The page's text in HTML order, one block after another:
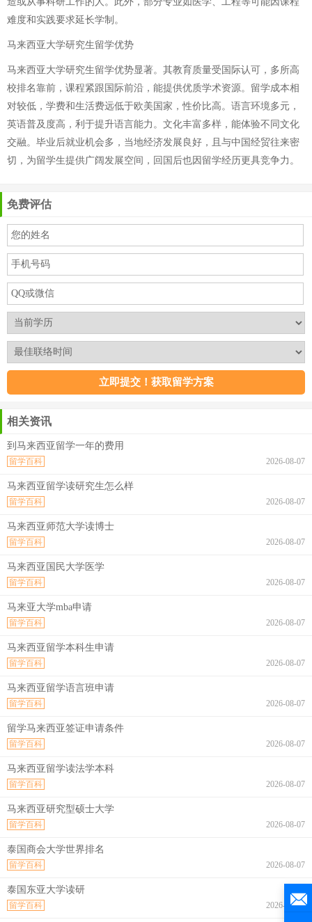
难度和实践要求延长学制。
马来西亚大学研究生留学优势
马来西亚大学研究生留学优势显著。其教育质量受国际认可，多所高
校排名靠前，课程紧跟国际前沿，能提供优质学术资源。留学成本相
对较低，学费和生活费远低于欧美国家，性价比高。语言环境多元，
英语普及度高，利于提升语言能力。文化丰富多样，能体验不同文化
交融。毕业后就业机会多，当地经济发展良好，且与中国经贸往来密
切，为留学生提供广阔发展空间，回国后也因留学经历更具竞争力。
免费评估
相关资讯
到马来西亚留学一年的费用
2026-08-07
留学百科
马来西亚留学读研究生怎么样
2026-08-07
留学百科
马来西亚师范大学读博士
2026-08-07
留学百科
马来西亚国民大学医学
2026-08-07
留学百科
马来亚大学mba申请
2026-08-07
留学百科
马来西亚留学本科生申请
2026-08-07
留学百科
马来西亚留学语言班申请
2026-08-07
留学百科
留学马来西亚签证申请条件
2026-08-07
留学百科
马来西亚留学读法学本科
2026-08-07
留学百科
马来西亚研究型硕士大学
2026-08-07
留学百科
泰国商会大学世界排名
2026-08-07
留学百科
泰国东亚大学读研
2026-08-07
留学百科